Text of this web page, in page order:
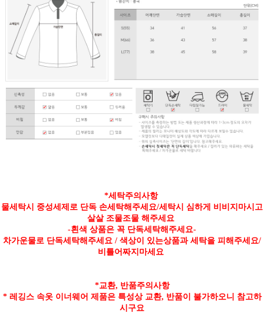
*세탁주의사항
물세탁시 중성세제로 단독 손세탁해주세요/세탁시 심하게 비비지마시고
살살 조물조물 해주세요
-흰색 상품은 꼭 단독세탁해주세요-
차가운물로 단독세탁해주세요 / 색상이 있는상품과 세탁을 피해주세요/
비틀어짜지마세요
*교환, 반품주의사항
* 레깅스 속옷 이너웨어 제품은 특성상 교환, 반품이 불가하오니 참고하
시구요